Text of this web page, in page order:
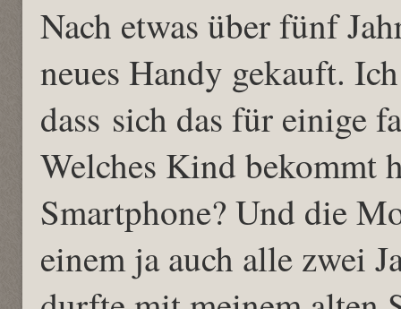
Nach etwas über fünf
neues Handy gekauft.
dass sich das für einige
Welches Kind bekommt
Smartphone? Und die
einem ja auch alle zwei